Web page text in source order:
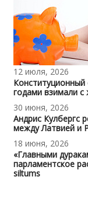
12 июля, 2026
годами взимали с
30 июня, 2026
Андрис Кулбергс
между Латвией и
18 июня, 2026
«Главными
парламентское
siltums